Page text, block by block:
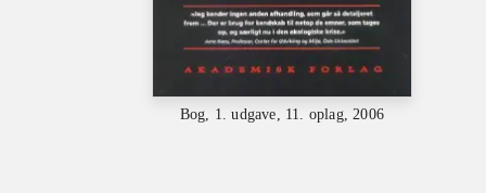
Bog, 1. udgave, 11. oplag, 2006